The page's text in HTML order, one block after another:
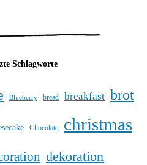
Schlagworte
Blueberry bread breakfast brot
Chocolate christmas
dekoration